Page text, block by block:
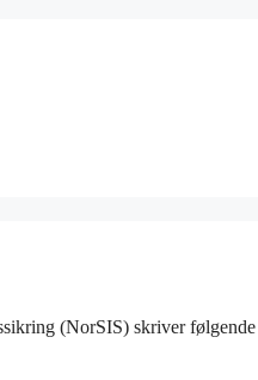
(NorSIS) skriver